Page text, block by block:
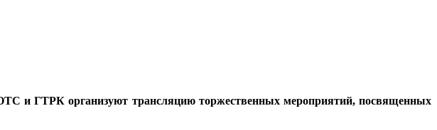
и ГТРК организуют трансляцию торжественных мероприятий, посвященных